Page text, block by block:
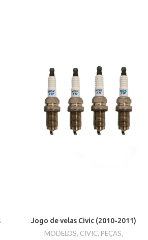
Jogo de velas Civic (2010-2011)
MODELOS, CIVIC, PEÇAS,